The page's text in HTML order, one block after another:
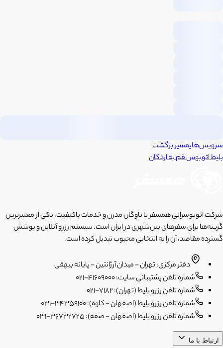
سرویس‌هایمسیر برگشت
بلیط اتوبوسقمبهاردکان
شرکت اتوبوسرانی همسفر با ناوگان مدرن و خدمات باکیفیت، یکی از معتبرترین
گزینه‌ها برای سفرهای بین‌شهری در ایران است. سیستم رزرو آنلاین و پوشش
گسترده مقاصد، آن را به انتخابی محبوب تبدیل کرده است.
دفتر مرکزی: تهران - میدان آرژانتین - پایانه بیهقی
شماره تلفن پشتیبانی سایت: 41609000-021
شماره تلفن رزرو بلیط (تهران): 7182-021
شماره تلفن رزرو بلیط (اصفهان - کاوه): 34359100-031
شماره تلفن رزرو بلیط (اصفهان - صفه): 36732725-031
ارتباط با ما